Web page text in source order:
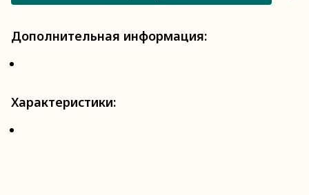
Дополнительная информация:
Характеристики: